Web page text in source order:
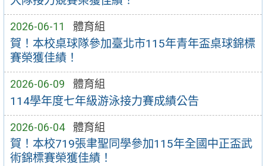
2026-06-11 體育組
賀！本校桌球隊參加臺北市115年青年盃桌球錦標
賽榮獲佳績！
2026-06-09 體育組
114學年度七年級游泳接力賽成績公告
2026-06-04 體育組
賀！本校719張聿聖同學參加115年全國中正盃武
術錦標賽榮獲佳績！